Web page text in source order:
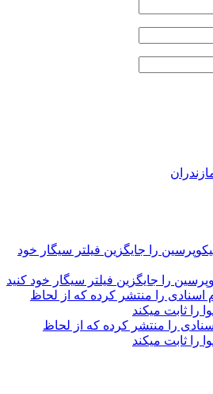
را جایگزین فیلتر سیگار خود کنید
را منتشر کرده که از لحاظ
را ثابت میکند